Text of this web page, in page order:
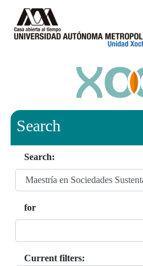
Search
Search:
for
Current filters: